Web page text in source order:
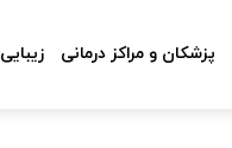
پزشکان و مراکز درمانی زیبایی